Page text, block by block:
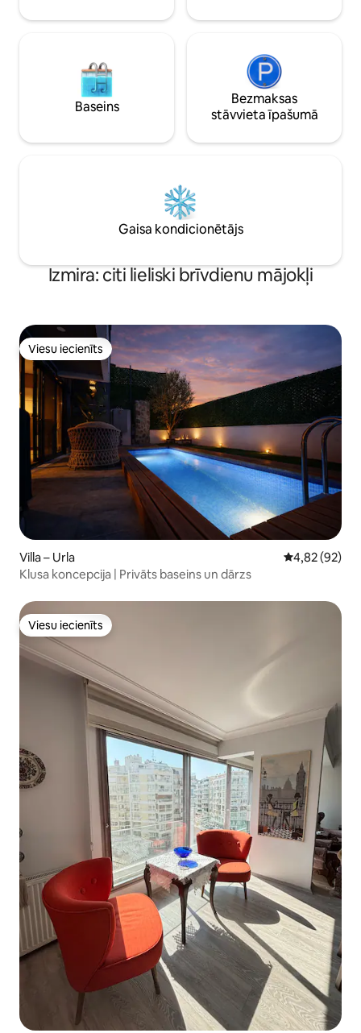
Baseins
Bezmaksas
stāvvieta īpašumā
Gaisa kondicionētājs
Izmira: citi lieliski brīvdienu mājokļi
Viesu iecienīts
Viesu iecienīts
Villa – Urla Vidējais
4,82 (92)
Klusa koncepcija | Privāts baseins un dārzs
Viesu iecienīts
Viesu iecienīts